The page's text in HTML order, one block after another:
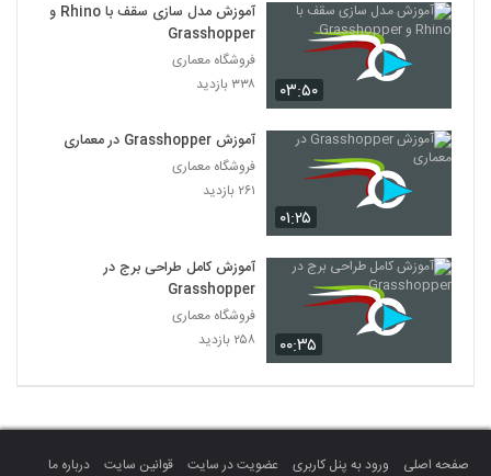
۰۳:۵۰
آموزش مدل سازی سقف با Rhino و
Grasshopper
فروشگاه معماری
۳۳۸ بازدید
۰۱:۲۵
آموزش Grasshopper در معماری
فروشگاه معماری
۲۶۱ بازدید
۰۰:۳۵
آموزش کامل طراحی برج در
Grasshopper
فروشگاه معماری
۲۵۸ بازدید
صفحه اصلی ورود به پنل کاربری عضویت در سایت قوانین سایت درباره ما